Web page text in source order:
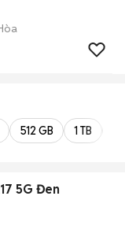
512 GB 1 TB
5G Đen